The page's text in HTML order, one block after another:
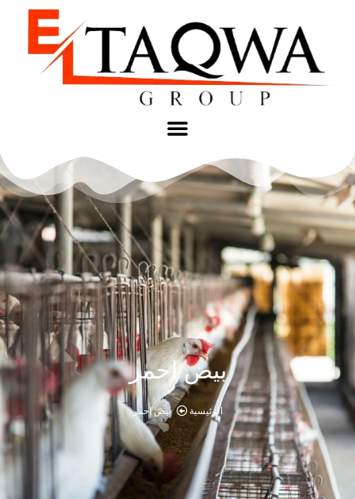
بيض احمر
الرئيسية بيض احمر